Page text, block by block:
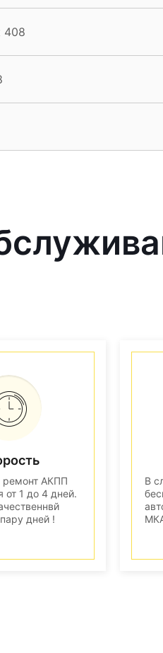
408
ремонт АКПП
от 1 до 4 дней.
дней !
В